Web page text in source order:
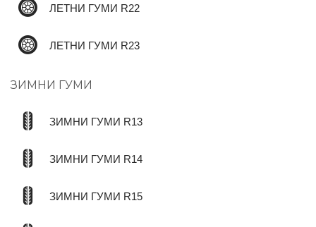
ЛЕТНИ ГУМИ R22
ЛЕТНИ ГУМИ R23
ЗИМНИ ГУМИ
ЗИМНИ ГУМИ R13
ЗИМНИ ГУМИ R14
ЗИМНИ ГУМИ R15